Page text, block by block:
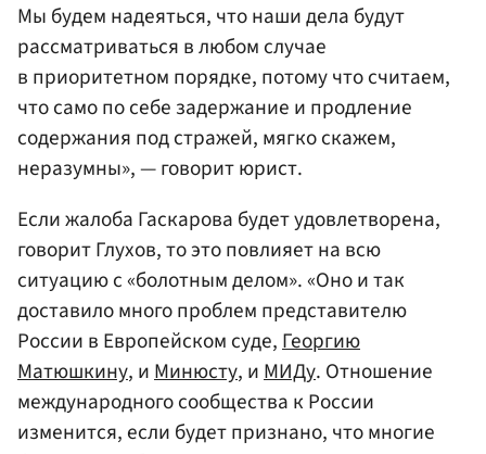
Мы будем надеяться, что наши дела будут
рассматриваться в любом случае
в приоритетном порядке, потому что считаем,
что само по себе задержание и продление
содержания под стражей, мягко скажем,
неразумны», — говорит юрист.
Если жалоба Гаскарова будет удовлетворена,
говорит Глухов, то это повлияет на всю
ситуацию с «болотным делом». «Оно и так
доставило много проблем представителю
России в Европейском суде,Георгию
Матюшкину, иМинюсту, иМИДу. Отношение
международного сообщества к России
изменится, если будет признано, что многие